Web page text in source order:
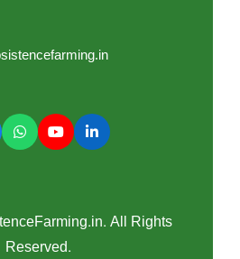
All Rights
Reserved.